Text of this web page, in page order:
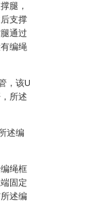
腿，
支撑
通过
编绳
，该U
所述
述编
绳框
固定
述编